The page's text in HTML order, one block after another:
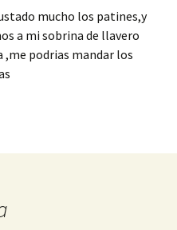
mucho los patines,y
a mi sobrina de llavero
,me podrias mandar los